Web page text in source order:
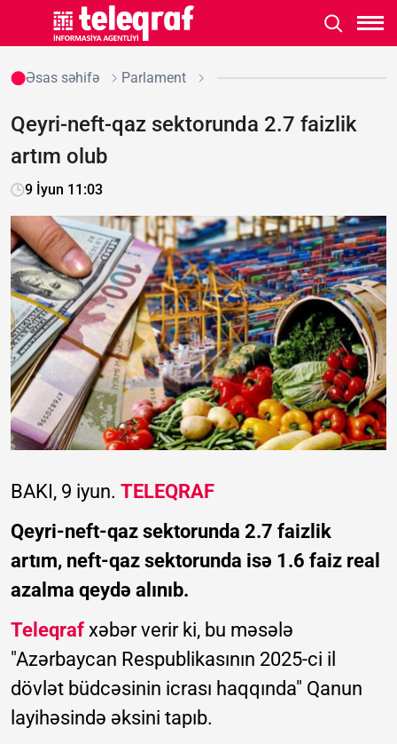
Əsas səhifə Parlament
Qeyri-neft-qaz sektorunda 2.7 faizlik
artım olub
9 İyun 11:03
BAKI, 9 iyun. TELEQRAF
Qeyri-neft-qaz sektorunda 2.7 faizlik
artım, neft-qaz sektorunda isə 1.6 faiz real
azalma qeydə alınıb.
Teleqraf xəbər verir ki, bu məsələ
"Azərbaycan Respublikasının 2025-ci il
dövlət büdcəsinin icrası haqqında" Qanun
layihəsində əksini tapıb.